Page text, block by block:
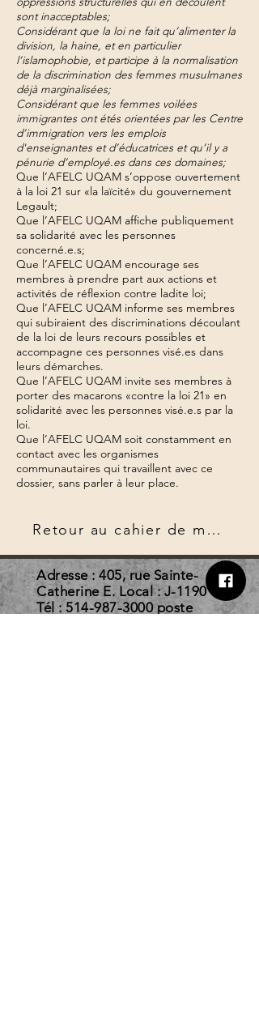
sont inacceptables;
Considérant que la loi ne fait qu’alimenter la
division, la haine, et en particulier
l’islamophobie, et participe à la normalisation
de la discrimination des femmes musulmanes
déjà marginalisées;
Considérant que les femmes voilées
immigrantes ont étés orientées par les Centre
d’immigration vers les emplois
d'enseignantes et d’éducatrices et qu’il y a
pénurie d’employé.es dans ces domaines;
Que l’AFELC UQAM s’oppose ouvertement
à la loi 21 sur «la laïcité» du gouvernement
Legault;
Que l’AFELC UQAM affiche publiquement
sa solidarité avec les personnes
concerné.e.s;
Que l’AFELC UQAM encourage ses
membres à prendre part aux actions et
activités de réflexion contre ladite loi;
Que l’AFELC UQAM informe ses membres
qui subiraient des discriminations découlant
de la loi de leurs recours possibles et
accompagne ces personnes visé.es dans
leurs démarches.
Que l’AFELC UQAM invite ses membres à
porter des macarons «contre la loi 21» en
solidarité avec les personnes visé.e.s par la
loi.
Que l’AFELC UQAM soit constamment en
contact avec les organismes
communautaires qui travaillent avec ce
dossier, sans parler à leur place.
Retour au cahier de mandats
Adresse : 405, rue Sainte-
Catherine E. Local : J-1190
Tél :514-987-3000poste